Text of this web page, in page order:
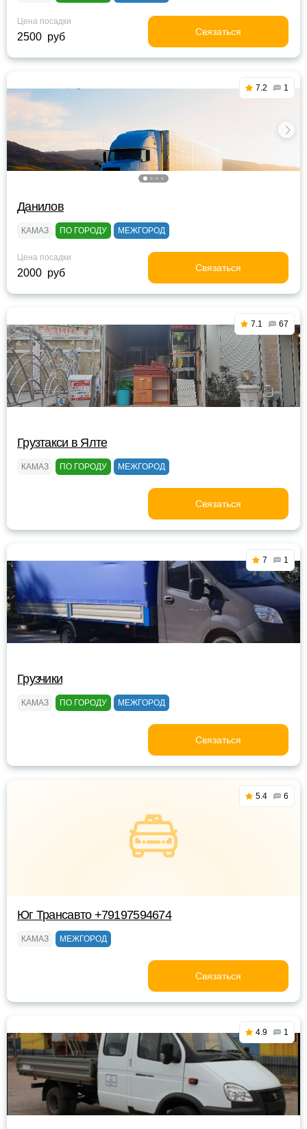
Цена посадки
2500 руб Связаться
7.2 1
Данилов
КАМАЗ ПО ГОРОДУ МЕЖГОРОД
Цена посадки
2000 руб Связаться
7.1 67
Грузтакси в Ялте
КАМАЗ ПО ГОРОДУ МЕЖГОРОД
Связаться
7 1
Грузчики
КАМАЗ ПО ГОРОДУ МЕЖГОРОД
Связаться
5.4 6
Юг Трансавто +79197594674
КАМАЗ МЕЖГОРОД
Связаться
4.9 1